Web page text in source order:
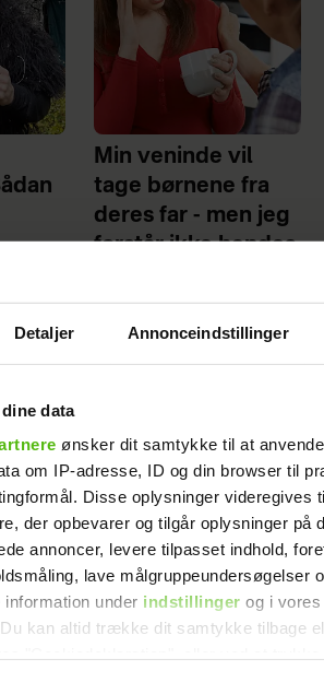
Detaljer Annonceindstillinger
data
ønsker dit samtykke til at
om IP-adresse, ID og din browser til
Disse oplysninger videregives
der opbevarer og tilgår oplysninger på
annoncer, levere tilpasset indhold,
lave målgruppeundersøgelser
under indstillinger og i vores
kan altid trække dit samtykke tilbage
Min veninde vil
tage børnene fra
deres far - men jeg
forstår ikke hendes